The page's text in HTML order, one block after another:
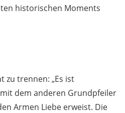
historischen Moments
zu trennen: „Es ist
dem anderen Grundpfeiler
Armen Liebe erweist. Die